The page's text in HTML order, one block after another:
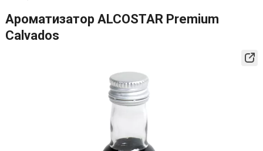
Ароматизатор ALCOSTAR Premium
Calvados